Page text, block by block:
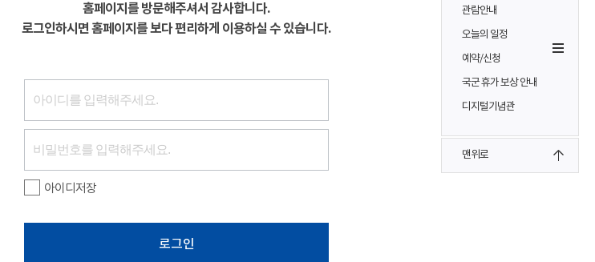
관람안내
오늘의 일정
예약/신청
국군 휴가 보상 안내
디지털기념관
맨위로
홈페이지를 방문해주셔서 감사합니다.
로그인하시면 홈페이지를 보다 편리하게 이용하실 수 있습니다.
아이디저장
로그인